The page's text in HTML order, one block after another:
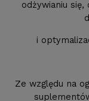
odżywianiu się,
i
Ze względu na